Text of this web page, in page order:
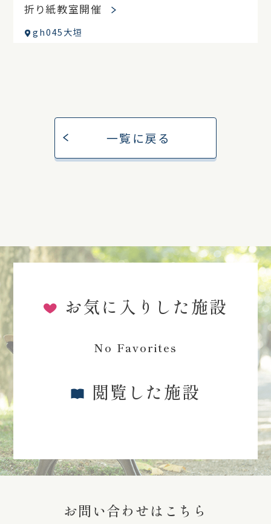
折り紙教室開催
gh045大垣
一覧に戻る
お気に入りした施設
No Favorites
閲覧した施設
お問い合わせはこちら